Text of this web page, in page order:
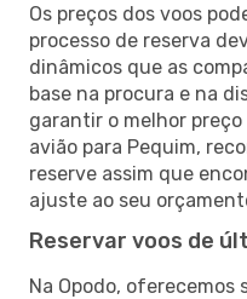
Os preços dos voos
processo de reserva
dinâmicos que as
base na procura e na
garantir o melhor
avião para Pequim,
reserve assim que
ajuste ao seu
Reservar voos de
Na Opodo, oferecemos